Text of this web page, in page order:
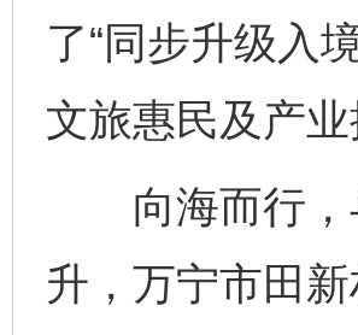
了“同步升级入
文旅惠民及产
向海而行，
升，万宁市田